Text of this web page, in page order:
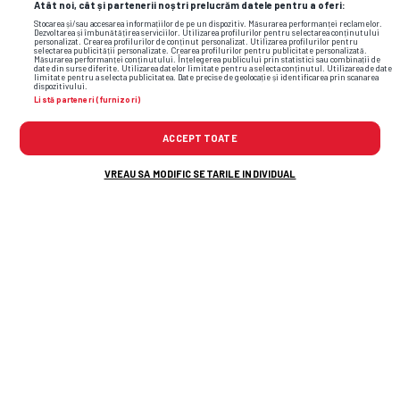
Atât noi, cât și partenerii noștri prelucrăm datele pentru a oferi:
Stocarea și/sau accesarea informațiilor de pe un dispozitiv. Măsurarea performanței reclamelor.
Dezvoltarea și îmbunătățirea serviciilor. Utilizarea profilurilor pentru selectarea conținutului
personalizat. Crearea profilurilor de conținut personalizat. Utilizarea profilurilor pentru
selectarea publicității personalizate. Crearea profilurilor pentru publicitate personalizată.
Măsurarea performanței conținutului. Înțelegerea publicului prin statistici sau combinații de
date din surse diferite. Utilizarea datelor limitate pentru a selecta conținutul. Utilizarea de date
limitate pentru a selecta publicitatea. Date precise de geolocație și identificarea prin scanarea
dispozitivului.
Listă parteneri (furnizori)
ACCEPT TOATE
VREAU SA MODIFIC SETARILE INDIVIDUAL